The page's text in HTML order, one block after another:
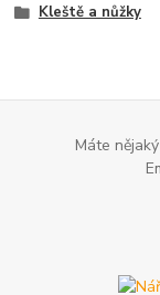
Kleště a nůžky
Máte